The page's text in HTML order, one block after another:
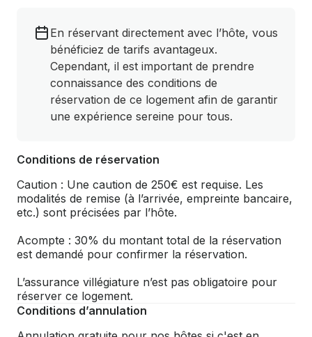
En réservant directement avec l’hôte, vous
bénéficiez de tarifs avantageux.
Cependant, il est important de prendre
connaissance des conditions de
réservation de ce logement afin de garantir
une expérience sereine pour tous.
Conditions de réservation
Caution : Une caution de 250€ est requise. Les
modalités de remise (à l’arrivée, empreinte bancaire,
etc.) sont précisées par l’hôte.
Acompte : 30% du montant total de la réservation
est demandé pour confirmer la réservation.
L’assurance villégiature n’est pas obligatoire pour
réserver ce logement.
Conditions d’annulation